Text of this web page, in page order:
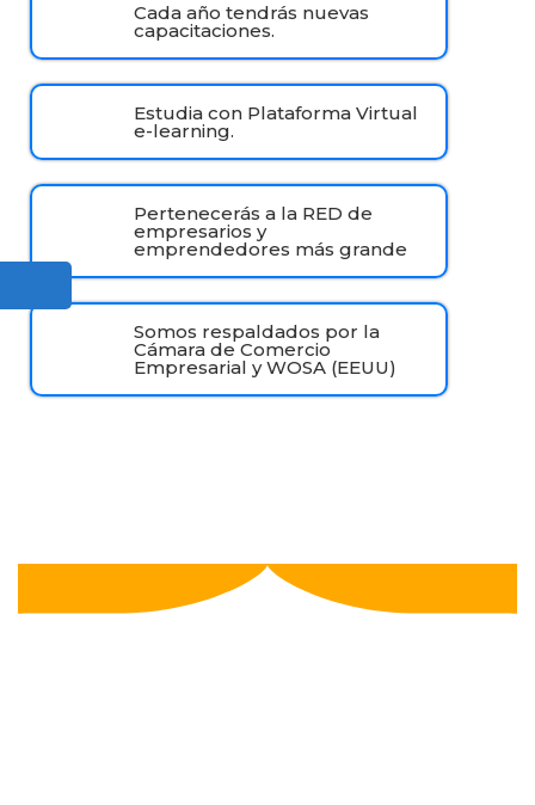
Cada año tendrás nuevas
capacitaciones.
Estudia con Plataforma Virtual
e-learning.
Pertenecerás a la RED de
empresarios y
emprendedores más grande
Somos respaldados por la
Cámara de Comercio
Empresarial y WOSA (EEUU)